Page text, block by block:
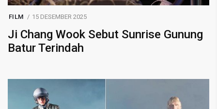
FILM 15 DESEMBER 2025
Ji Chang Wook Sebut Sunrise Gunung
Batur Terindah